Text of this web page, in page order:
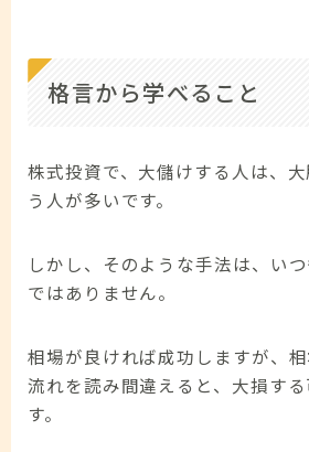
格言から学べること
株式投資で、大儲けする人は、
う人が多いです。
しかし、そのような手法は、い
ではありません。
相場が良ければ成功しますが、相
流れを読み間違えると、大損す
す。